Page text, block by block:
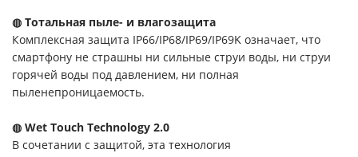
◍ Тотальная пыле- и влагозащита
Комплексная защита IP66/IP68/IP69/IP69K означает, что
смартфону не страшны ни сильные струи воды, ни струи
горячей воды под давлением, ни полная
пыленепроницаемость.
◍ Wet Touch Technology 2.0
В сочетании с защитой, эта технология